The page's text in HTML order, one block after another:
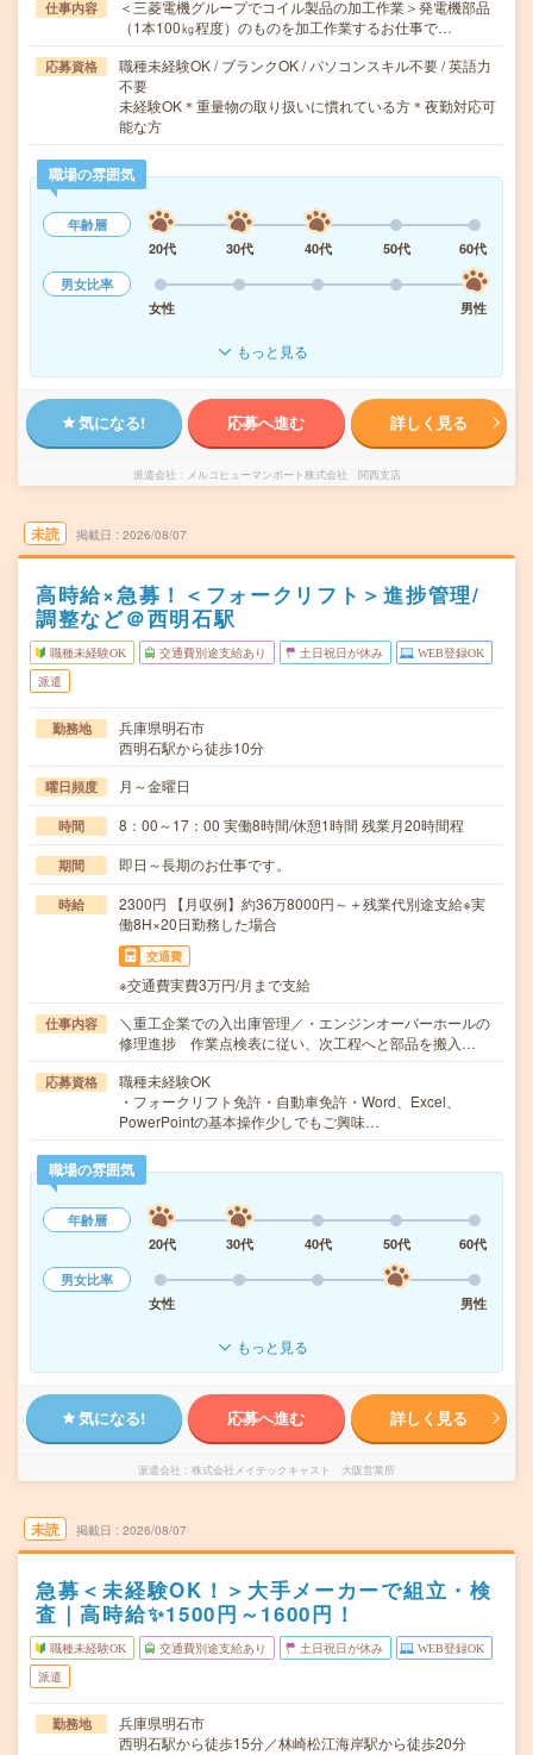
仕事内容
＜三菱電機グループでコイル製品の加工作業＞発電機部品
（1本100㎏程度）のものを加工作業するお仕事で…
応募資格
職種未経験OK / ブランクOK / パソコンスキル不要 / 英語力
不要
未経験OK＊重量物の取り扱いに慣れている方＊夜勤対応可
能な方
職場の雰囲気
年齢層
20代
30代 40代 50代
60代
男女比率
女性
男性
もっと見る
気になる! 応募へ進む 詳しく見る
派遣会社 メルコヒューマンポート株式会社 関西支店
未読 掲載日 2026/08/07
高時給×急募！＜フォークリフト＞進捗管理/
調整など＠西明石駅
職種未経験OK 交通費別途支給あり 土日祝日が休み WEB登録OK
派遣
勤務地
兵庫県明石市
西明石駅から徒歩10分
曜日頻度 月～金曜日
時間 8：00～17：00 実働8時間/休憩1時間 残業月20時間程
期間 即日～長期のお仕事です。
時給
2300円 【月収例】約36万8000円～＋残業代別途支給※実
働8H×20日勤務した場合
交通費
※交通費実費3万円/月まで支給
仕事内容
＼重工企業での入出庫管理／・エンジンオーバーホールの
修理進捗 作業点検表に従い、次工程へと部品を搬入…
応募資格
職種未経験OK
・フォークリフト免許・自動車免許・Word、Excel、
PowerPointの基本操作少しでもご興味…
職場の雰囲気
年齢層
20代
30代 40代 50代
60代
男女比率
女性
男性
もっと見る
気になる! 応募へ進む 詳しく見る
派遣会社 株式会社メイテックキャスト 大阪営業所
未読 掲載日 2026/08/07
急募＜未経験OK！＞大手メーカーで組立・検
査｜高時給✨1500円～1600円！
職種未経験OK 交通費別途支給あり 土日祝日が休み WEB登録OK
派遣
勤務地
兵庫県明石市
西明石駅から徒歩15分／林崎松江海岸駅から徒歩20分